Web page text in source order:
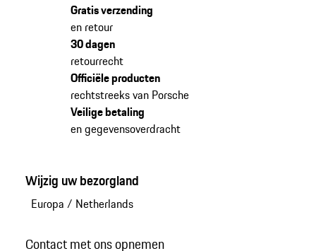
Gratis verzending
en retour
30 dagen
retourrecht
Officiële producten
rechtstreeks van Porsche
Veilige betaling
en gegevensoverdracht
Wijzig uw bezorgland
Europa / Netherlands
Contact met ons opnemen